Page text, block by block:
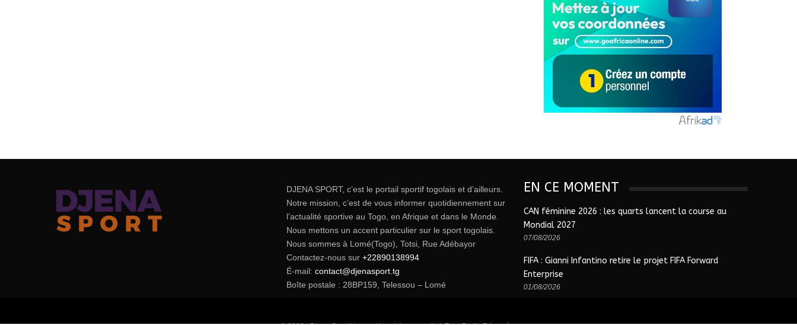
DJENA SPORT, c’est le portail sportif togolais et d’ailleurs.
Notre mission, c’est de vous informer quotidiennement sur
l’actualité sportive au Togo, en Afrique et dans le Monde.
Nous mettons un accent particulier sur le sport togolais.
Nous sommes à Lomé(Togo), Totsi, Rue Adébayor
Contactez-nous sur +22890138994
É-mail: contact@djenasport.tg
Boîte postale : 28BP159, Telessou – Lomé
EN CE MOMENT
CAN féminine 2026 : les quarts lancent la course au
Mondial 2027
07/08/2026
FIFA : Gianni Infantino retire le projet FIFA Forward
Enterprise
01/08/2026